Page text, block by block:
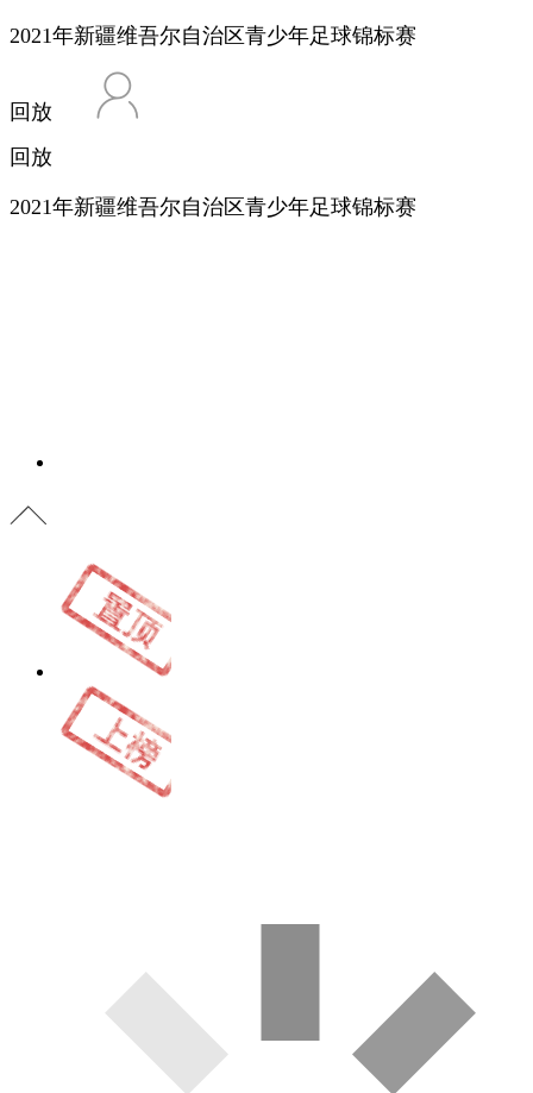
2021年新疆维吾尔自治区青少年足球锦标赛
回放
回放
2021年新疆维吾尔自治区青少年足球锦标赛